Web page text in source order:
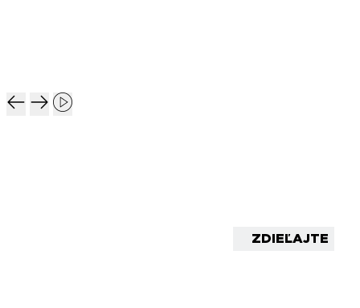
ZDIEĽAJTE